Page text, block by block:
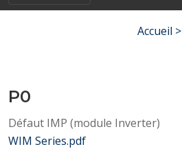
Accueil >
P0
Défaut IMP (module Inverter)
WIM Series.pdf